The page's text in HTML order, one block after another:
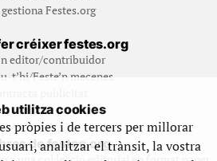
Festes.org
créixer festes.org
editor/contribuidor
t’hi/Feste’n mecenes
un donatiu puntual
de festes.org
utilitza cookies
pròpies i de tercers per millorar
analitzar el trànsit, la vostra